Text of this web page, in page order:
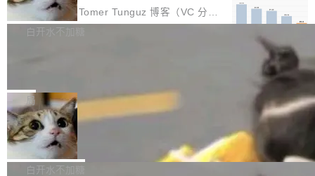
库的竞争和爆炸半径问题在设计层面就被消除
了。 闲置的 cell 会休眠到几乎不占资源。当 cel
眼的位置：「Software is made between com
mits」——软件是在 commit 之间写出来的。git
是把这段空隙补上。 回退到任何一次编辑：Delt
aDB 捕获 commit 之间的每一次操作，...
根据风险投资人Tomer Tunguz 博客（VC 分
析）披露的最新分析与第二季度业绩报告，Spac
微软同期总资本开支的四成。 与亚马逊、Alpha
bet、微软以及 Meta 等传统科技巨头相比，Spa
ceXAI的资金消耗速度尤为引人瞩目。然而，支
撑庞大支出的资金来源却呈现出截然不同的面
貌。数据显示，微软和 Meta 主要依托充沛的经
白开水不加糖
一个在终端里运行的编程 agent；Muse Spark
1.2，驱动这个 agent 的新模型。一句话概括：
你可以用 curl -fsSL https://dev.meta.ai/install.
sh | bash 安装一个能在大项目里自动规划、写
代码、验证结果的 AI 终端工具。 据介绍，Muse
局
美团开源 LoHoSearch，用知识图谱校
准 AI 能力认知
机器出题的前提，是让机器拥有全局视野。整个
构建流程可以分为四个环节：建图 → 控制难度
白开水不加糖